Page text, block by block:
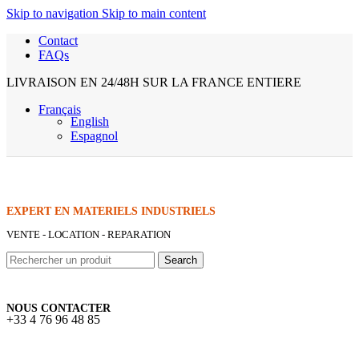
Skip to navigation Skip to main content
Contact
FAQs
LIVRAISON EN 24/48H SUR LA FRANCE ENTIERE
Français
English
Espagnol
EXPERT EN MATERIELS INDUSTRIELS
VENTE - LOCATION - REPARATION
Search
NOUS CONTACTER
+33 4 76 96 48 85